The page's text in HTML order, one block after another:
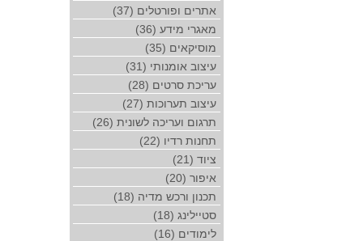
אתרים ופורטלים (37)
מאגרי מידע (36)
מוסיקאים (35)
עיצוב אומנותי (31)
עריכת סרטים (28)
עיצוב תערוכות (27)
תרגום ועריכה לשונית (26)
תחנות רדיו (22)
ציוד (21)
איפור (20)
תכנון ורכש מדיה (18)
סטיילינג (18)
לימודים (16)